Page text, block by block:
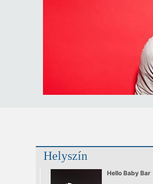
Helyszín
Hello Baby Bar